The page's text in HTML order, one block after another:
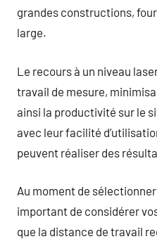
grandes constructions,
large.
Le recours à un niveau
travail de mesure,
ainsi la productivité sur le
avec leur facilité
peuvent réaliser des
Au moment de sélectionner
important de considérer
que la distance de travail